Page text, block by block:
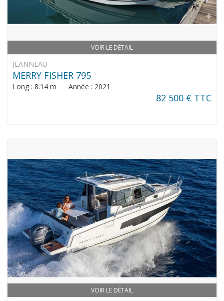
VOIR LE DÉTAIL
JEANNEAU
MERRY FISHER 795
Long : 8.14 m Année : 2021
82 500 € TTC
VOIR LE DÉTAIL